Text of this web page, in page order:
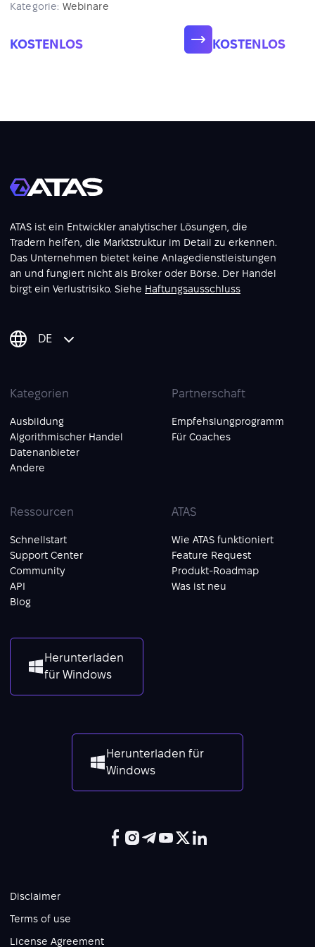
Kategorie: Webinare
KOSTENLOS KOSTENLOS
ATAS ist ein Entwickler analytischer Lösungen, die
Tradern helfen, die Marktstruktur im Detail zu erkennen.
Das Unternehmen bietet keine Anlagedienstleistungen
an und fungiert nicht als Broker oder Börse. Der Handel
birgt ein Verlustrisiko. Siehe Haftungsausschluss
DE
Kategorien
Ausbildung
Algorithmischer Handel
Datenanbieter
Andere
Partnerschaft
Empfehslungprogramm
Für Coaches
Ressourcen
Schnellstart
Support Center
Community
API
Blog
ATAS
Wie ATAS funktioniert
Feature Request
Produkt-Roadmap
Was ist neu
Herunterladen
für Windows
Herunterladen für
Windows
Disclaimer
Terms of use
License Agreement